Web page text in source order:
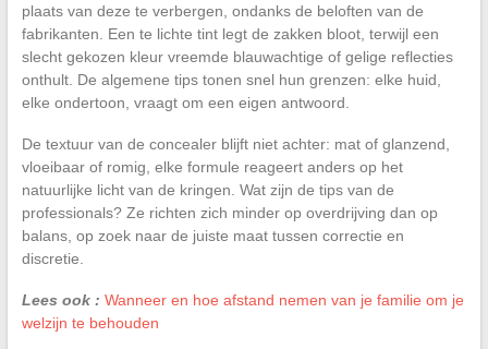
plaats van deze te verbergen, ondanks de beloften van de
fabrikanten. Een te lichte tint legt de zakken bloot, terwijl een
slecht gekozen kleur vreemde blauwachtige of gelige reflecties
onthult. De algemene tips tonen snel hun grenzen: elke huid,
elke ondertoon, vraagt om een eigen antwoord.
De textuur van de concealer blijft niet achter: mat of glanzend,
vloeibaar of romig, elke formule reageert anders op het
natuurlijke licht van de kringen. Wat zijn de tips van de
professionals? Ze richten zich minder op overdrijving dan op
balans, op zoek naar de juiste maat tussen correctie en
discretie.
Lees ook : Wanneer en hoe afstand nemen van je familie om je
welzijn te behouden